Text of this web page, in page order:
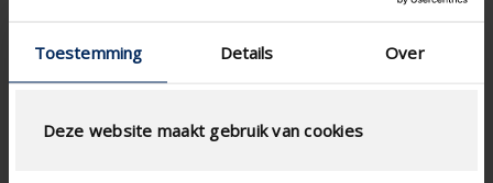
Toestemming Details Over
Deze website maakt gebruik van cookies